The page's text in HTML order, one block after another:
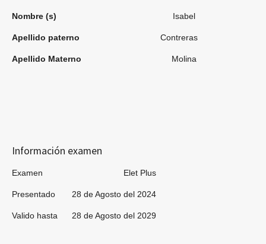
Nombre (s) Isabel
Apellido paterno Contreras
Apellido Materno Molina
Información examen
Examen Elet Plus
Presentado 28 de Agosto del 2024
Valido hasta 28 de Agosto del 2029